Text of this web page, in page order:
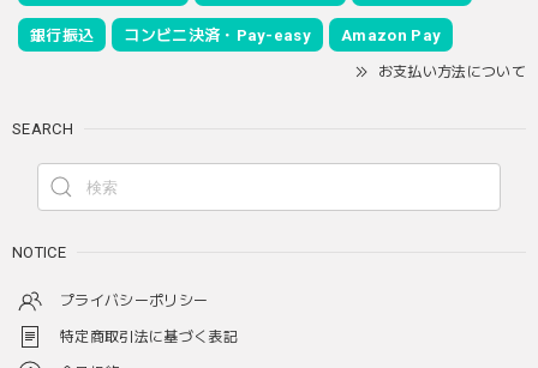
銀行振込 コンビニ決済・Pay-easy Amazon Pay
お支払い方法について
SEARCH
NOTICE
プライバシーポリシー
特定商取引法に基づく表記